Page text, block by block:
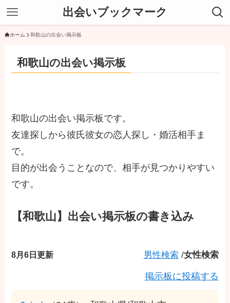
出会いブックマーク
ホーム 和歌山の出会い掲示板
和歌山の出会い掲示板
和歌山の出会い掲示板です。
友達探しから彼氏彼女の恋人探し・婚活相手ま
で。
目的が出会うことなので、相手が見つかりやすい
です。
【和歌山】出会い掲示板の書き込み
8月6日更新 男性検索 /女性検索
掲示板に投稿する